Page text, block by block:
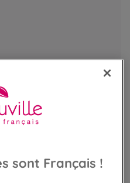
bio
sont Français !